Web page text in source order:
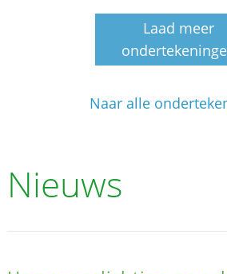
Laad meer
Naar alle
Nieuws